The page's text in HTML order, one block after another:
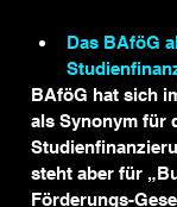
Das BAföG
BAföG hat sich
als Synonym für
steht aber für
Förderungs-